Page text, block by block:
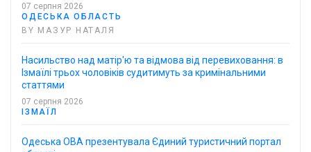
07 серпня 2026
ОДЕСЬКА ОБЛАСТЬ
BY МАЗУР НАТАЛЯ
Насильство над матір'ю та відмова від перевиховання: в
Ізмаїлі трьох чоловіків судитимуть за кримінальними
статтями
07 серпня 2026
ІЗМАЇЛ
Одеська ОВА презентувала Єдиний туристичний портал